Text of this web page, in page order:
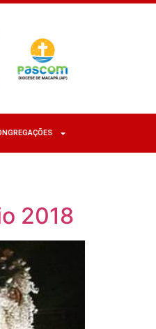
2018